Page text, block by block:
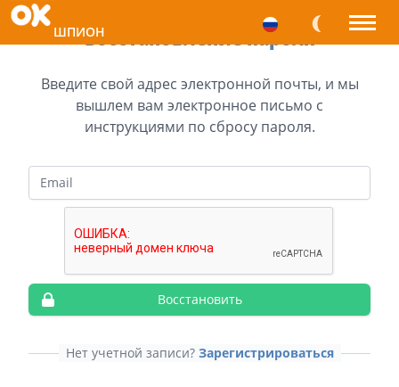
ШПИОНВосстановление пароля
Введите свой адрес электронной почты, и мы
вышлем вам электронное письмо с
инструкциями по сбросу пароля.
Email
Восстановить
Нет учетной записи? Зарегистрироваться